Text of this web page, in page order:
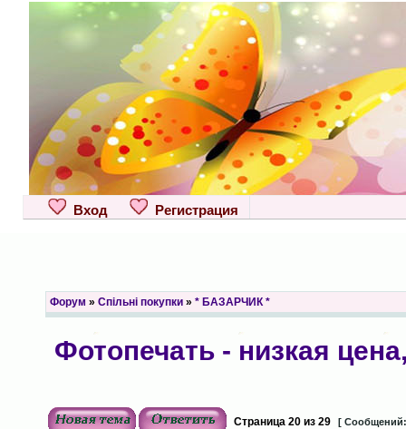
Вход Регистрация
Форум » Спільні покупки» * БАЗАРЧИК *
Фотопечать - низкая
Страница 20из 29 [